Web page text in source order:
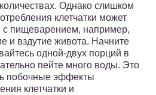
Однако слишком
клетчатки может
с пищеварением, например,
и вздутие живота. Начните
одной-двух порций в
пейте много воды. Это
побочные эффекты
клетчатки и